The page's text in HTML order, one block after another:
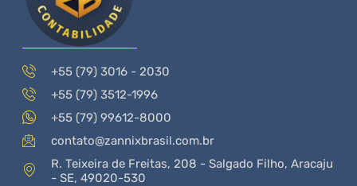
+55 (79) 3016 - 2030
+55 (79) 3512-1996
+55 (79) 99612-8000
contato@zannixbrasil.com.br
R. Teixeira de Freitas, 208 - Salgado Filho, Aracaju
- SE, 49020-530